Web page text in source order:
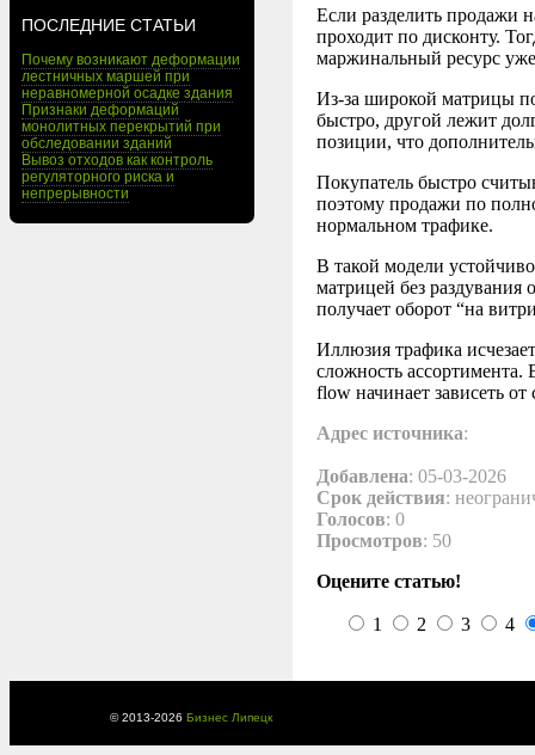
ПОСЛЕДНИЕ СТАТЬИ
Почему возникают деформации
лестничных маршей при
неравномерной осадке здания
Признаки деформаций
монолитных перекрытий при
обследовании зданий
Вывоз отходов как контроль
регуляторного риска и
непрерывности
Если разделить продажи
проходит по дисконту.
маржинальный ресурс
Из-за широкой матрицы
быстро, другой лежит
позиции, что
Покупатель быстро
поэтому продажи по
нормальном трафике.
В такой модели
матрицей без раздувания
получает оборот “на
Иллюзия трафика
сложность ассортимента.
flow начинает зависеть
Адрес источника:
Добавлена: 05-03-2026
Срок действия:
Голосов: 0
Просмотров: 50
Оцените статью!
1 2 3 4
© 2013-2026 Бизнес Липецк